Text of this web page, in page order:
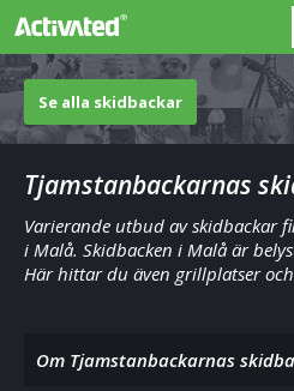
Se alla skidbackar
Tjamstanbackarnas
Varierande utbud av skidbackar
i Malå. Skidbacken i Malå är
Här hittar du även grillplatser
Om Tjamstanbackarnas